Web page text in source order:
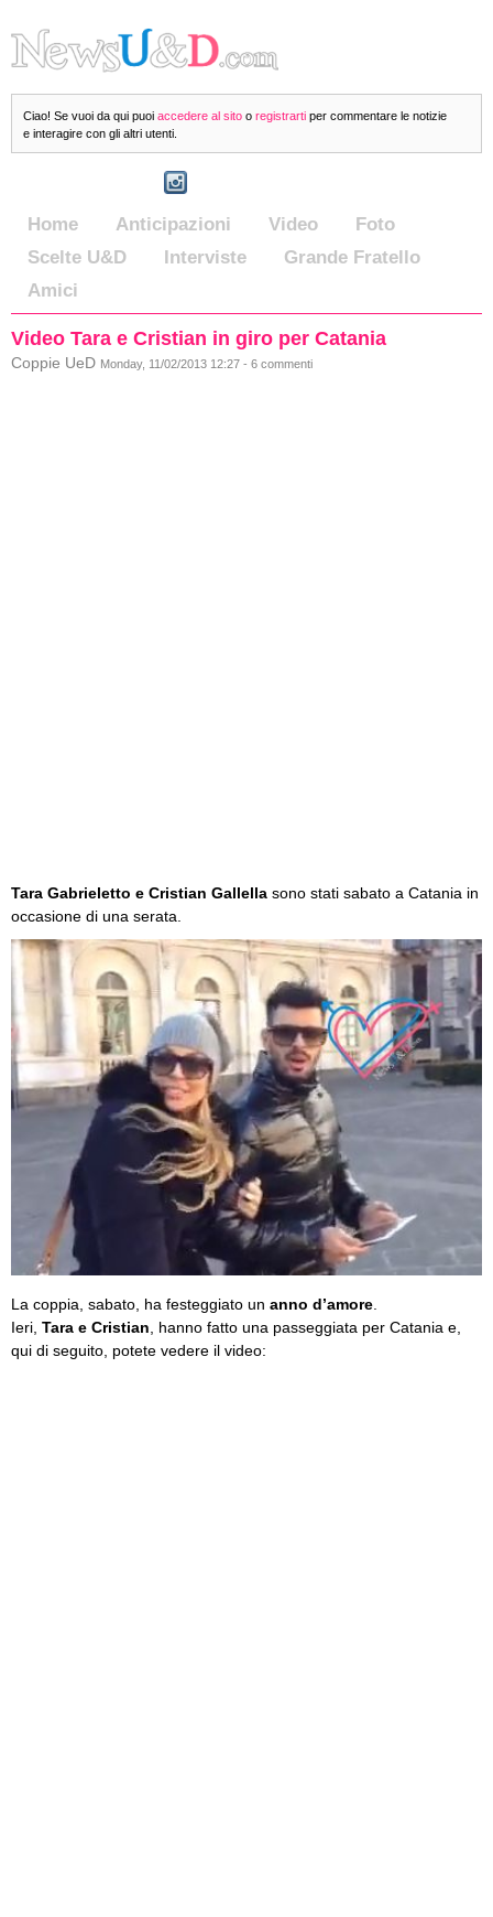
Ciao! Se vuoi da qui puoi accedere al sito o registrarti per commentare le notizie
e interagire con gli altri utenti.
Home Anticipazioni Video
Foto
Scelte U&D
Interviste
Grande Fratello
Amici
Video Tara e Cristian in giro per Catania
Coppie UeD Monday, 11/02/2013 12:27 - 6 commenti
Tara Gabrieletto e Cristian Gallella sono stati sabato a Catania in
occasione di una serata.
La coppia, sabato, ha festeggiato un anno d’amore.
Ieri, Tara e Cristian, hanno fatto una passeggiata per Catania e,
qui di seguito, potete vedere il video: